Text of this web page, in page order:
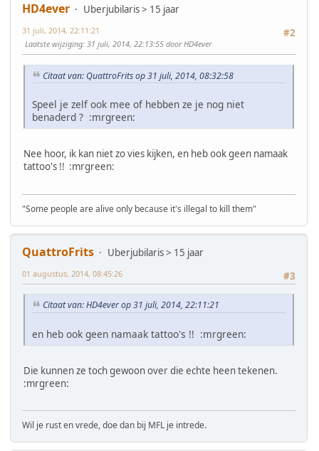
HD4ever
Uberjubilaris > 15 jaar
#2
31 juli, 2014, 22:11:21
Laatste wijziging: 31 juli, 2014, 22:13:55 door HD4ever
Citaat van: QuattroFrits op 31 juli, 2014, 08:32:58
Speel je zelf ook mee of hebben ze je nog niet
benaderd ? :mrgreen:
Nee hoor, ik kan niet zo vies kijken, en heb ook geen namaak
tattoo's !! :mrgreen:
"Some people are alive only because it's illegal to kill them"
QuattroFrits
Uberjubilaris > 15 jaar
#3
01 augustus, 2014, 08:45:26
Citaat van: HD4ever op 31 juli, 2014, 22:11:21
en heb ook geen namaak tattoo's !! :mrgreen:
Die kunnen ze toch gewoon over die echte heen tekenen.
:mrgreen:
Wil je rust en vrede, doe dan bij MFL je intrede.